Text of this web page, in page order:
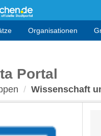
Organisationen
Portal
Wissenschaft